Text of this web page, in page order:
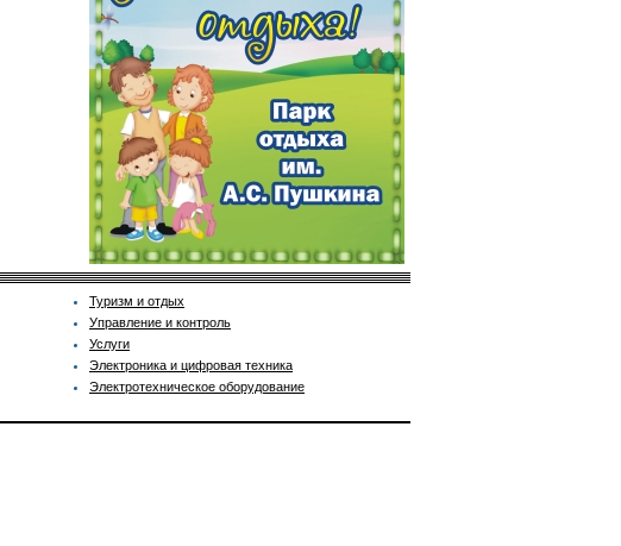
Туризм и отдых
Управление и контроль
Услуги
Электроника и цифровая техника
Электротехническое оборудование